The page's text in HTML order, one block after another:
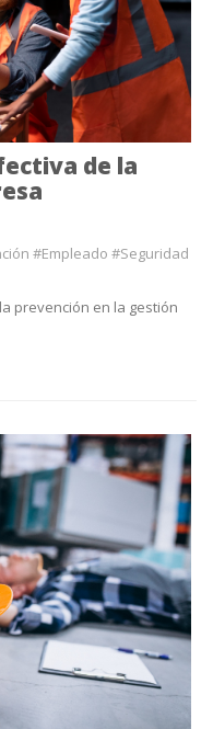
de la
#Empleado #Seguridad
prevención en la gestión